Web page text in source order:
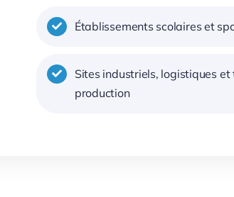
Établissements scolaires et
Sites industriels, logistiques
production